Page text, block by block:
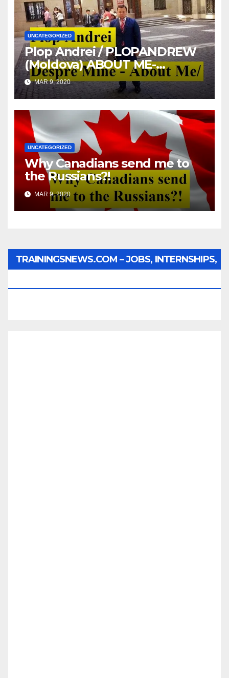
UNCATEGORIZED
Plop Andrei / PLOPANDREW
(Moldova) ABOUT ME-
DESPRE MINE
MAR 9, 2020
UNCATEGORIZED
Why Canadians send me to
the Russians?!
MAR 9, 2020
TRAININGSNEWS.COM – JOBS, INTERNSHIPS,